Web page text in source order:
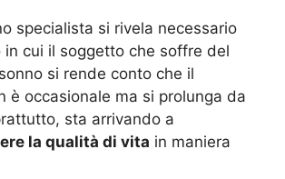
specialista si rivela necessario
in cui il soggetto che soffre del
si rende conto che il
è occasionale ma si prolunga da
sta arrivando a
la qualità di vita in maniera